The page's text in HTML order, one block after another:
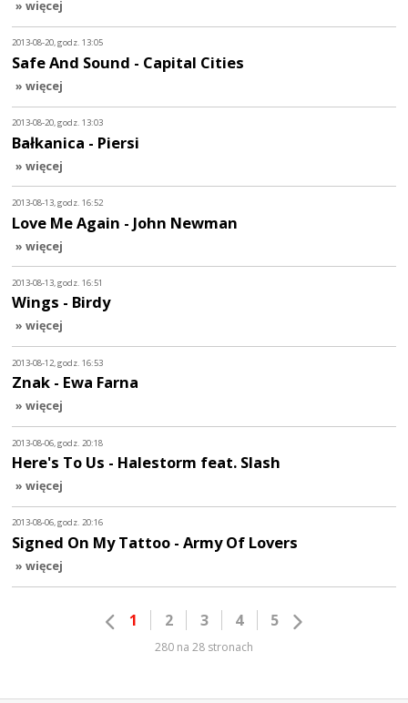
» więcej
2013-08-20, godz. 13:05
Safe And Sound - Capital Cities
» więcej
2013-08-20, godz. 13:03
Bałkanica - Piersi
» więcej
2013-08-13, godz. 16:52
Love Me Again - John Newman
» więcej
2013-08-13, godz. 16:51
Wings - Birdy
» więcej
2013-08-12, godz. 16:53
Znak - Ewa Farna
» więcej
2013-08-06, godz. 20:18
Here's To Us - Halestorm feat. Slash
» więcej
2013-08-06, godz. 20:16
Signed On My Tattoo - Army Of Lovers
» więcej
1 2 3 4 5
280 na 28 stronach